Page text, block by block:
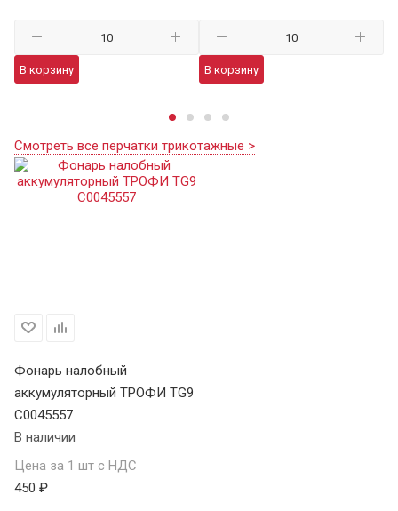
В корзину В корзину
Смотреть все перчатки трикотажные >
Фонарь налобный
аккумуляторный ТРОФИ TG9
C0045557
В наличии
Цена за 1 шт с НДС
450 ₽